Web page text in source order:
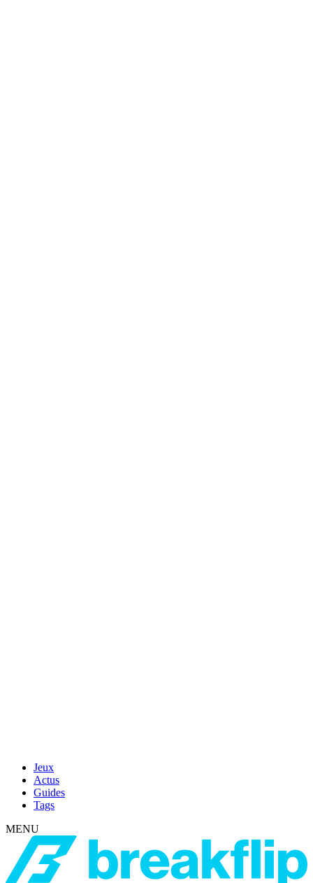
Jeux
Actus
Guides
Tags
MENU